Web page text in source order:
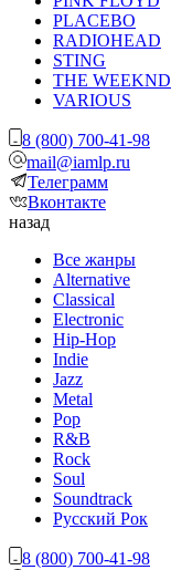
PLACEBO
RADIOHEAD
STING
THE WEEKND
VARIOUS
8 (800) 700-41-98
mail@iamlp.ru
Телеграмм
Вконтакте
назад
Все жанры
Alternative
Classical
Electronic
Hip-Hop
Indie
Jazz
Metal
Pop
R&B
Rock
Soul
Soundtrack
Русский Рок
8 (800) 700-41-98